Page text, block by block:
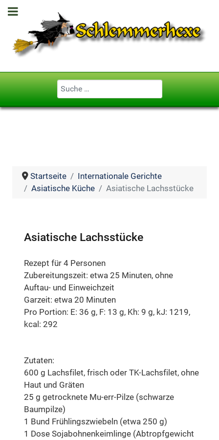
Geben Sie ...
Startseite
Internationale Gerichte
Asiatische Küche
Asiatische Lachsstücke
Asiatische Lachsstücke
Rezept für 4 Personen
Zubereitungszeit: etwa 25 Minuten, ohne
Auftau- und Einweichzeit
Garzeit: etwa 20 Minuten
Pro Portion: E: 36 g, F: 13 g, Kh: 9 g, kJ: 1219,
kcal: 292
Zutaten:
600 g Lachsfilet, frisch oder TK-Lachsfilet, ohne
Haut und Gräten
25 g getrocknete Mu-err-Pilze (schwarze
Baumpilze)
1 Bund Frühlingszwiebeln (etwa 250 g)
1 Dose Sojabohnenkeimlinge (Abtropfgewicht